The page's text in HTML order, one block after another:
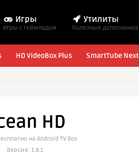
Игры
Игры с геймпадом
Утилиты
Полезные дополнения
HD VideoBox Plus SmartTube Next
HD
на Android TV Box
Версия: 1.8.1